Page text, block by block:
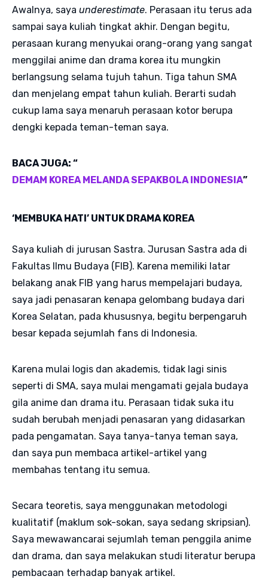
Awalnya, saya underestimate. Perasaan itu terus ada
sampai saya kuliah tingkat akhir. Dengan begitu,
perasaan kurang menyukai orang-orang yang sangat
menggilai anime dan drama korea itu mungkin
berlangsung selama tujuh tahun. Tiga tahun SMA
dan menjelang empat tahun kuliah. Berarti sudah
cukup lama saya menaruh perasaan kotor berupa
dengki kepada teman-teman saya.
BACA JUGA: “
DEMAM KOREA MELANDA SEPAKBOLA INDONESIA”
‘MEMBUKA HATI’ UNTUK DRAMA KOREA
Saya kuliah di jurusan Sastra. Jurusan Sastra ada di
Fakultas Ilmu Budaya (FIB). Karena memiliki latar
belakang anak FIB yang harus mempelajari budaya,
saya jadi penasaran kenapa gelombang budaya dari
Korea Selatan, pada khususnya, begitu berpengaruh
besar kepada sejumlah fans di Indonesia.
Karena mulai logis dan akademis, tidak lagi sinis
seperti di SMA, saya mulai mengamati gejala budaya
gila anime dan drama itu. Perasaan tidak suka itu
sudah berubah menjadi penasaran yang didasarkan
pada pengamatan. Saya tanya-tanya teman saya,
dan saya pun membaca artikel-artikel yang
membahas tentang itu semua.
Secara teoretis, saya menggunakan metodologi
kualitatif (maklum sok-sokan, saya sedang skripsian).
Saya mewawancarai sejumlah teman penggila anime
dan drama, dan saya melakukan studi literatur berupa
pembacaan terhadap banyak artikel.